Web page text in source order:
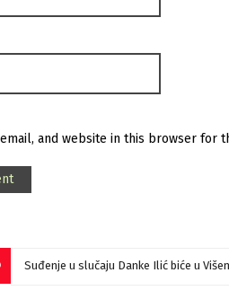
email, and website in this browser for
Suđenje u slučaju Danke Ilić biće u